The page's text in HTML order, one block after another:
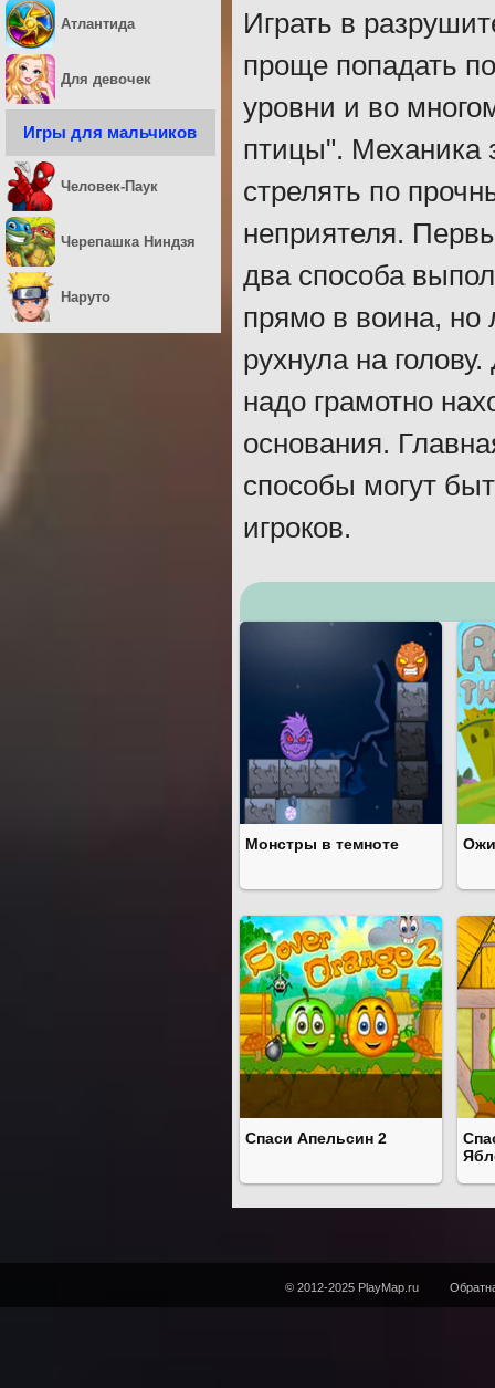
Играть в
проще попадать
уровни и во
птицы". Механика
стрелять по
неприятеля.
два способа
прямо в воина,
рухнула на
надо грамотно
основания.
способы могут
игроков.
Монстры в темноте
Спаси Апельсин 2
Атлантида
Для девочек
Игры для мальчиков
Человек-Паук
Черепашка Ниндзя
Наруто
© 2012-2025 PlayMap.ru